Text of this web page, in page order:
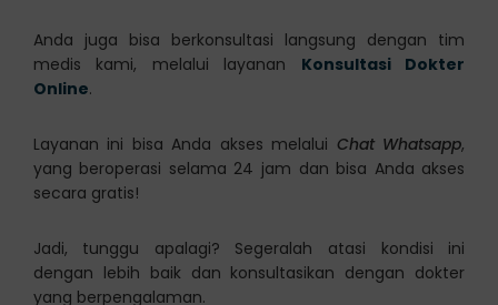
Anda juga bisa berkonsultasi langsung dengan tim
medis kami, melalui layanan Konsultasi Dokter
Online.
Layanan ini bisa Anda akses melalui Chat Whatsapp,
yang beroperasi selama 24 jam dan bisa Anda akses
secara gratis!
Jadi, tunggu apalagi? Segeralah atasi kondisi ini
dengan lebih baik dan konsultasikan dengan dokter
yang berpengalaman.